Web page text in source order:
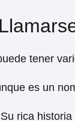
tener
es un
rica